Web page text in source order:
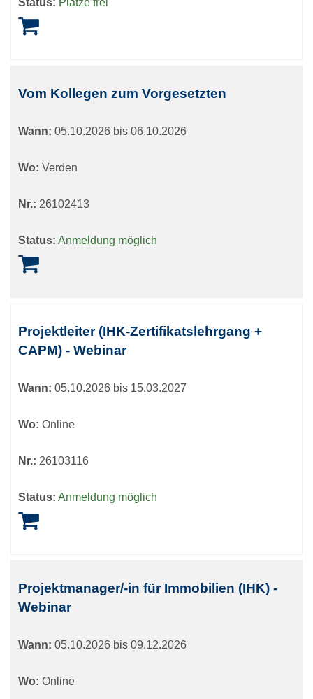
Status: Plätze frei
Vom Kollegen zum Vorgesetzten
Wann: 05.10.2026 bis 06.10.2026
Wo: Verden
Nr.: 26102413
Status: Anmeldung möglich
Projektleiter (IHK-Zertifikatslehrgang +
CAPM) - Webinar
Wann: 05.10.2026 bis 15.03.2027
Wo: Online
Nr.: 26103116
Status: Anmeldung möglich
Projektmanager/-in für Immobilien (IHK) -
Webinar
Wann: 05.10.2026 bis 09.12.2026
Wo: Online